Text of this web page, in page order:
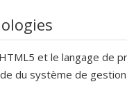
et le langage de
du système de